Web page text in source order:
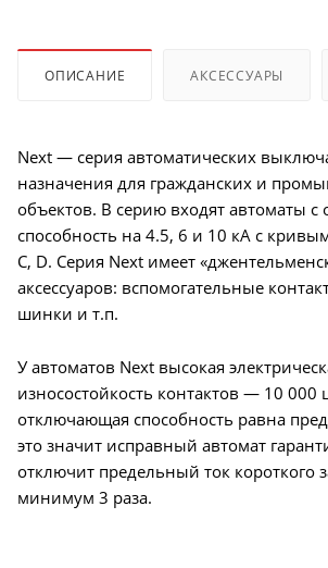
ОПИСАНИЕ АКСЕССУАРЫ
Next — серия автоматических
назначения для гражданских и
объектов. В серию входят автоматы
способность на 4.5, 6 и 10 кА с
C, D. Серия Next имеет
аксессуаров: вспомогательные
шинки и т.п.
У автоматов Next высокая
износостойкость контактов — 10 000
отключающая способность равна
это значит исправный автомат
отключит предельный ток короткого
минимум 3 раза.